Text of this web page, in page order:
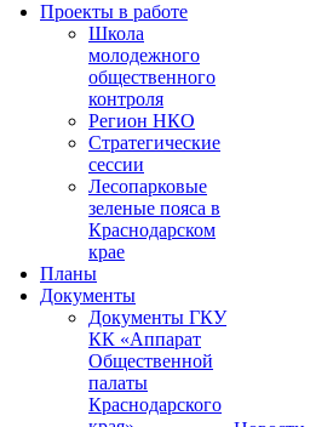
Проекты в работе
Школа
молодежного
общественного
контроля
Регион НКО
Стратегические
сессии
Лесопарковые
зеленые пояса в
Краснодарском
крае
Планы
Документы
Документы ГКУ
КК «Аппарат
Общественной
палаты
Краснодарского